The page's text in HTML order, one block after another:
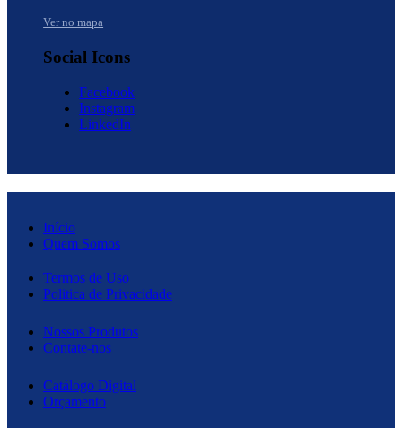
Ver no mapa
Social Icons
Facebook
Instagram
LinkedIn
Início
Quem Somos
Termos de Uso
Politica de Privacidade
Nossos Produtos
Contate-nos
Catálogo Digital
Orçamento